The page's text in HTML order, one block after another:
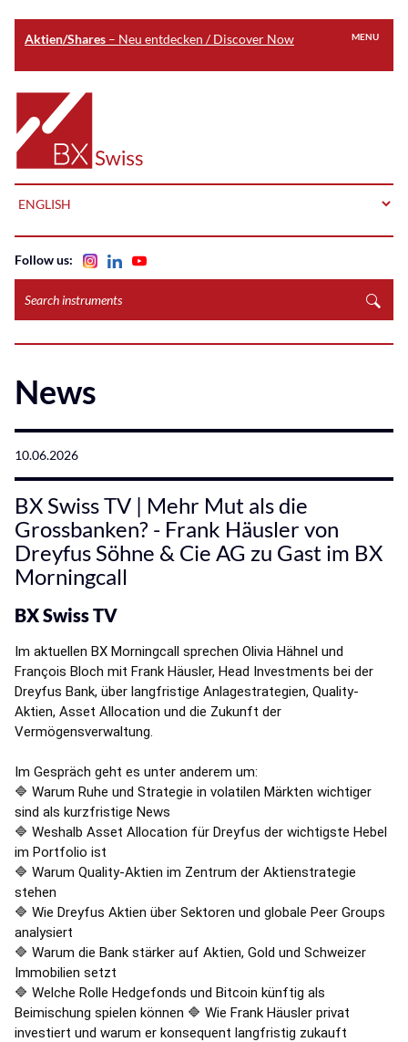
Aktien/Shares – Neu entdecken / Discover Now
main
content
Home
MENU
instruments
Follow us:
News
10.06.2026
BX Swiss TV | Mehr Mut als die
Grossbanken? - Frank Häusler von
Dreyfus Söhne & Cie AG zu Gast im BX
Morningcall
BX Swiss TV
Im aktuellen BX Morningcall sprechen Olivia Hähnel und
François Bloch mit Frank Häusler, Head Investments bei der
Dreyfus Bank, über langfristige Anlagestrategien, Quality-
Aktien, Asset Allocation und die Zukunft der
Vermögensverwaltung.
Im Gespräch geht es unter anderem um:
🔷 Warum Ruhe und Strategie in volatilen Märkten wichtiger
sind als kurzfristige News
🔷 Weshalb Asset Allocation für Dreyfus der wichtigste Hebel
im Portfolio ist
🔷 Warum Quality-Aktien im Zentrum der Aktienstrategie
stehen
🔷 Wie Dreyfus Aktien über Sektoren und globale Peer Groups
analysiert
🔷 Warum die Bank stärker auf Aktien, Gold und Schweizer
Immobilien setzt
🔷 Welche Rolle Hedgefonds und Bitcoin künftig als
Beimischung spielen können 🔷 Wie Frank Häusler privat
investiert und warum er konsequent langfristig zukauft